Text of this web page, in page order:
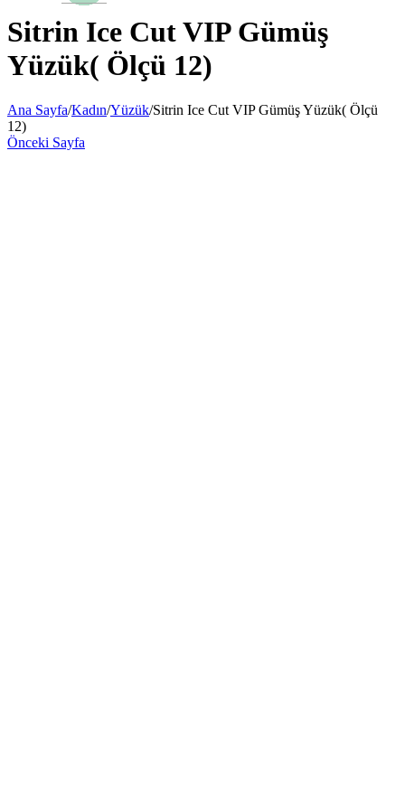
Sitrin Ice Cut VIP Gümüş
Yüzük( Ölçü 12)
Ana Sayfa/Kadın/Yüzük/Sitrin Ice Cut VIP Gümüş Yüzük( Ölçü
12)
Önceki Sayfa